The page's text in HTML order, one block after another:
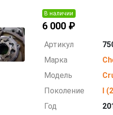
В наличии
6 000 ₽
Артикул
Марка
Модель
Поколение
I
Год